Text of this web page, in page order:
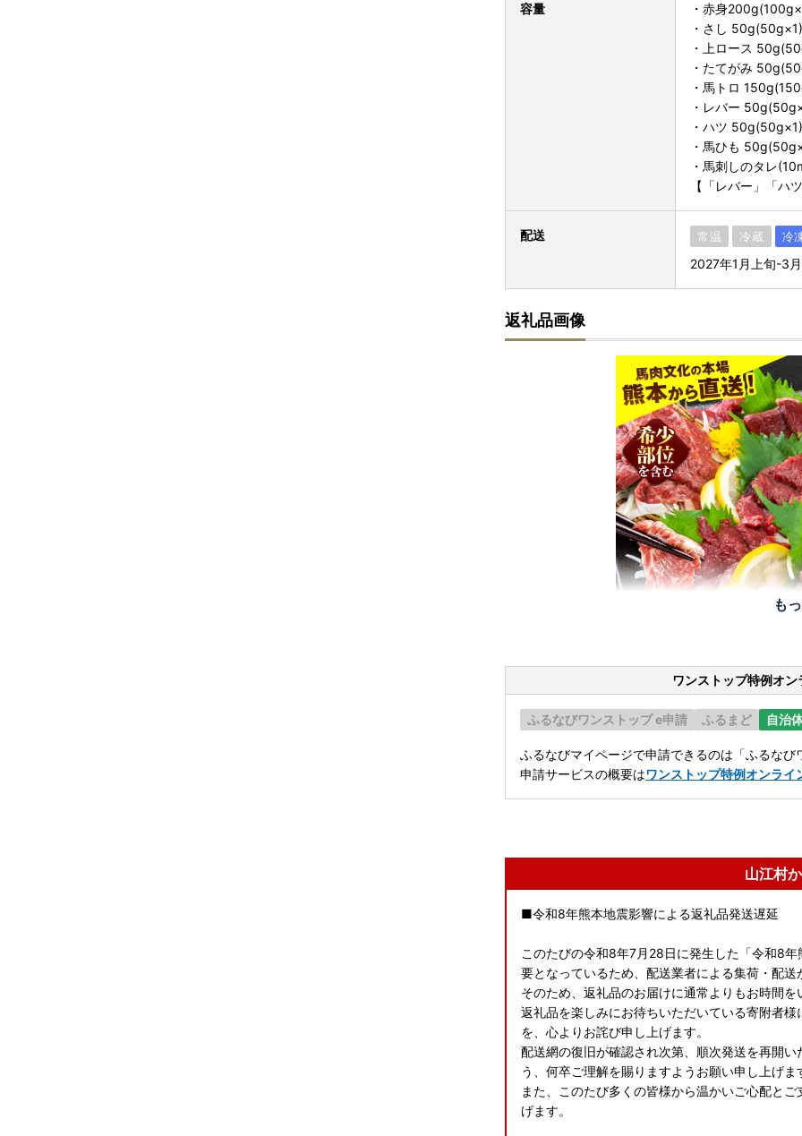
容量
・赤身
・さし 50g(50g×1)
・上ロース
・たてがみ
・馬トロ
・レバー
・ハツ 50g(50g×1)
・馬ひも
・馬刺しのタレ
【「レバー」「ハ
配送 常温 冷蔵 冷
2027年1月上旬-3
返礼品画像
も
ワンストップ特例オン
ふるなびワンストップ e申請 ふるまど 自治
ふるなびマイページで申請できるのは「ふるなび
申請サービスの概要はワンストップ特例オンライ
山江村
■令和8年熊本地震影響による返礼品発送遅延
このたびの令和8年7月28日に発生した「令和8
要となっているため、配送業者による集荷・配送
そのため、返礼品のお届けに通常よりもお時間を
返礼品を楽しみにお待ちいただいている寄附者
を、心よりお詫び申し上げます。​
配送網の復旧が確認され次第、順次発送を再開
う、何卒ご理解を賜りますようお願い申し上げま
また、このたび多くの皆様から温かいご心配と
げます。